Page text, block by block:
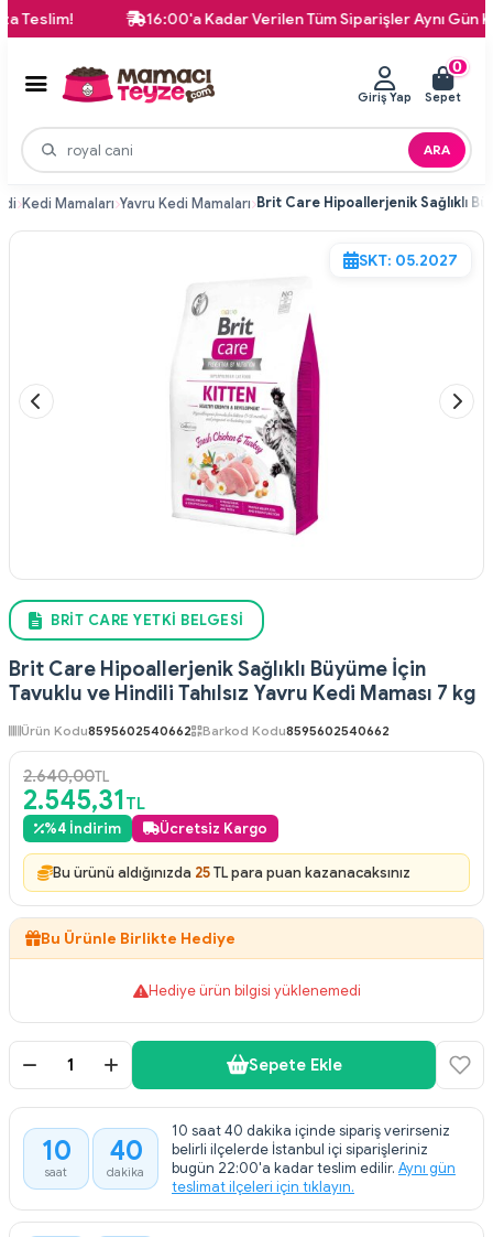
16:00'a Kadar Verilen Tüm Siparişler Aynı Gün
ARA
Giriş Yap
0
Sepet
Kedi Mamaları Yavru Kedi Mamaları
SKT: 05.2027
BRIT CARE YETKI BELGESI
Brit Care Hipoallerjenik Sağlıklı Büyüme İçin
Tavuklu ve Hindili Tahılsız Yavru Kedi Maması 7 kg
Ürün Kodu8595602540662 Barkod Kodu8595602540662
2.640,00TL
2.545,31TL
%4 İndirim Ücretsiz Kargo
Bu ürünü aldığınızda 25TL para puan kazanacaksınız
Bu Ürünle Birlikte Hediye
Hediye ürün bilgisi yüklenemedi
Sepete Ekle
10
saat
40
dakika
10 saat 40 dakika içinde sipariş verirseniz
belirli ilçelerde İstanbul içi siparişleriniz
bugün 22:00'a kadar teslim edilir. Aynı gün
teslimat ilçeleri için tıklayın.